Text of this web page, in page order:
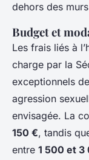
dehors des
Budget et
Les frais liés à
charge par la
exceptionnels
agression
envisagée. La
150 €, tandis
entre 1 500 et 3